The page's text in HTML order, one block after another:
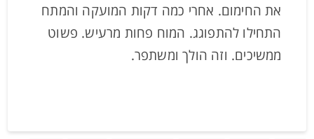
את החימום. אחרי כמה דקות המועקה והמתח
התחילו להתפוגג. המוח פחות מרעיש. פשוט
ממשיכים. וזה הולך ומשתפר.